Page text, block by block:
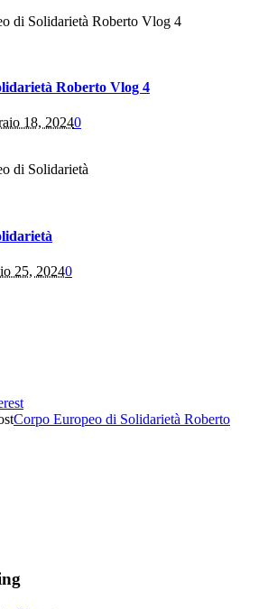
Roberto Vlog 4
18, 20240
25, 20240
Corpo Europeo di Solidarietà Roberto